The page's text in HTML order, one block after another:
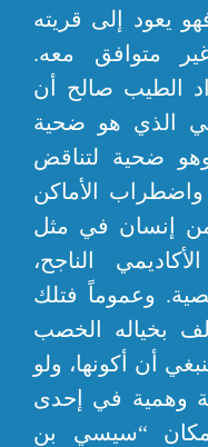
يعود إلى قريته
متوافق معه.
الطيب صالح أن
الذي هو ضحية
ضحية لتناقض
واضطراب الأماكن
إنسان في مثل
الناجح،
وعموماً فتلك
بخياله الخصب
أن أكونها، ولو
وهمية في إحدى
“سيسي بن